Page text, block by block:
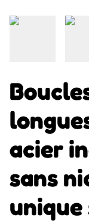
acier
sans
unique